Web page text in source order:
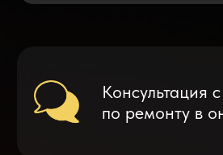
Что делать после замены аккумулятора
на смартфоне?